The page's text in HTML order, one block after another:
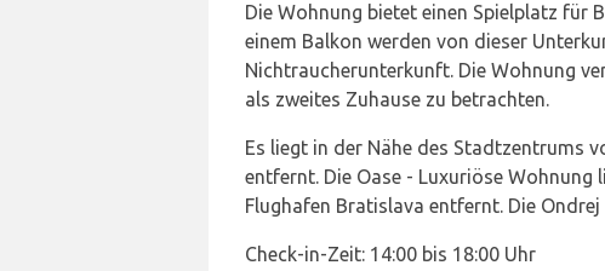
Die Wohnung bietet einen Spielplatz für
einem Balkon werden von dieser
Nichtraucherunterkunft. Die Wohnung
als zweites Zuhause zu betrachten.
Es liegt in der Nähe des Stadtzentrums
entfernt. Die Oase - Luxuriöse
Flughafen Bratislava entfernt. Die
Check-in-Zeit: 14:00 bis 18:00 Uhr